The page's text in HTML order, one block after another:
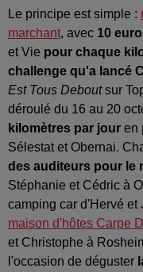
Le principe est simple :
marchant, avec 10
et Vie pour chaque
challenge qu'a lancé
Est Tous Deboutsur
déroulé du 16 au 20
kilomètres par jour en
Sélestat et Obernai.
des auditeurs pour le
Stéphanie et Cédric à
camping car d'Hervé et
maison d'hôtes Carpe
et Christophe à
l'occasion de déguster